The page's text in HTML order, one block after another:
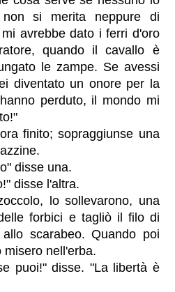
si merita neppure di
avrebbe dato i ferri d'oro
quando il cavallo è
le zampe. Se avessi
diventato un onore per la
perduto, il mondo mi
finito; sopraggiunse una
disse una.
disse l'altra.
lo sollevarono, una
forbici e tagliò il filo di
scarabeo. Quando poi
misero nell'erba.
puoi!" disse. "La libertà è